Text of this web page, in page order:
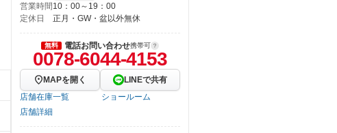
営業時間 10：00～19：00
定休日
正月・GW・盆以外無休
無料 電話お問い合わせ携帯可
0078-6044-4153
MAPを開く
LINEで共有
店舗在庫一覧
ショールーム
店舗詳細